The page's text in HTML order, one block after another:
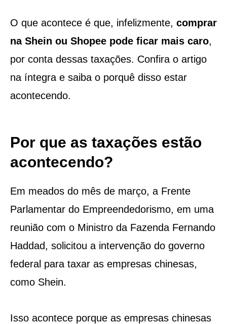
O que acontece é que, infelizmente, comprar
na Shein ou Shopee pode ficar mais caro,
por conta dessas taxações. Confira o artigo
na íntegra e saiba o porquê disso estar
acontecendo.
Por que as taxações estão
acontecendo?
Em meados do mês de março, a Frente
Parlamentar do Empreendedorismo, em uma
reunião com o Ministro da Fazenda Fernando
Haddad, solicitou a intervenção do governo
federal para taxar as empresas chinesas,
como Shein.
Isso acontece porque as empresas chinesas